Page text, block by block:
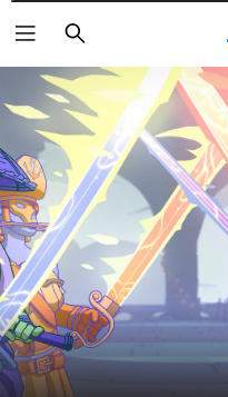
Rechercher